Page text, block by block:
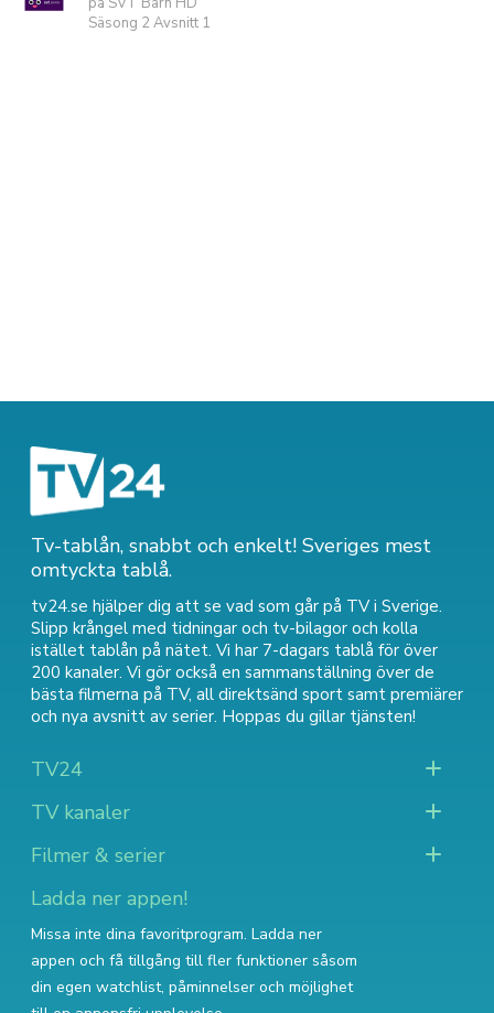
Säsong 2 Avsnitt 1
Tv-tablån, snabbt och enkelt! Sveriges mest
omtyckta tablå.
tv24.se hjälper dig att se vad som går på TV i Sverige.
Slipp krångel med tidningar och tv-bilagor och kolla
istället tablån på nätet. Vi har 7-dagars tablå för över
200 kanaler. Vi gör också en sammanställning över de
bästa filmerna på TV, all direktsänd sport samt premiärer
och nya avsnitt av serier. Hoppas du gillar tjänsten!
TV24
TV kanaler
Filmer & serier
Ladda ner appen!
Missa inte dina favoritprogram. Ladda ner
appen och få tillgång till fler funktioner såsom
din egen watchlist, påminnelser och möjlighet